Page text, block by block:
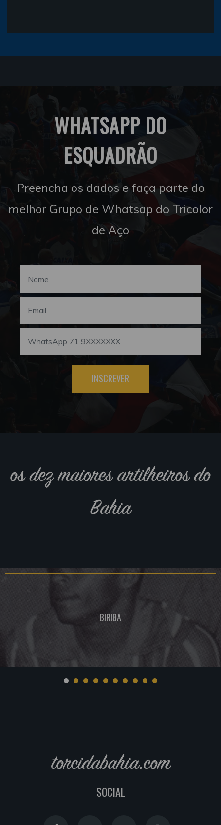
WHATSAPP DO
ESQUADRÃO
Preencha os dados e faça parte do
melhor Grupo de Whatsap do Tricolor
de Aço
INSCREVER
os dez maiores artilheiros do
Bahia
BIRIBA
torcidabahia.com
SOCIAL